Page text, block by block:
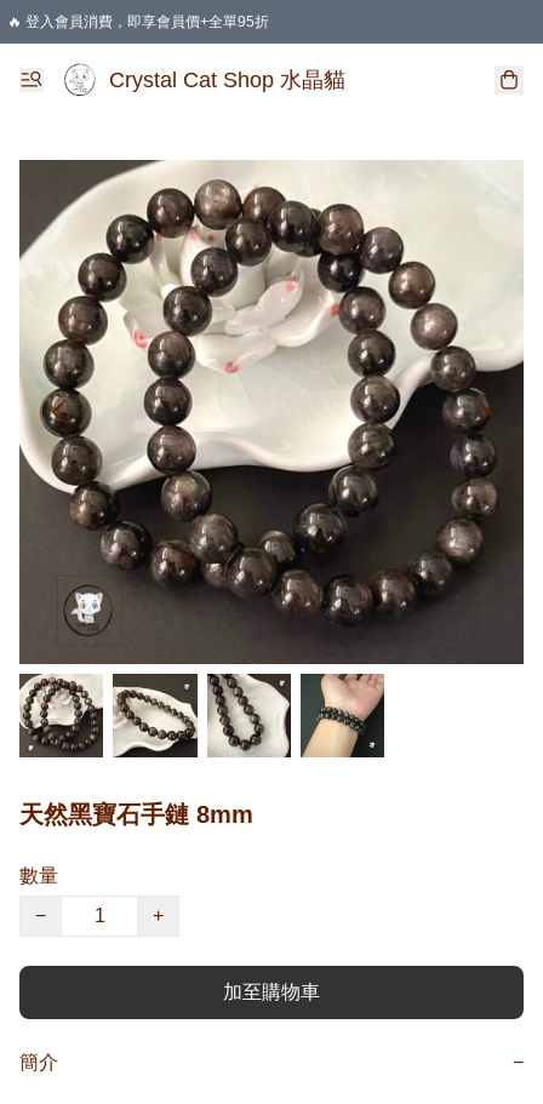
🔥 登入會員消費，即享會員價+全單95折
🛍️ 購物滿HKD 400 即享免運費優惠
Crystal Cat Shop 水晶貓
天然黑寶石手鏈 8mm
數量
−
+
加至購物車
簡介 −